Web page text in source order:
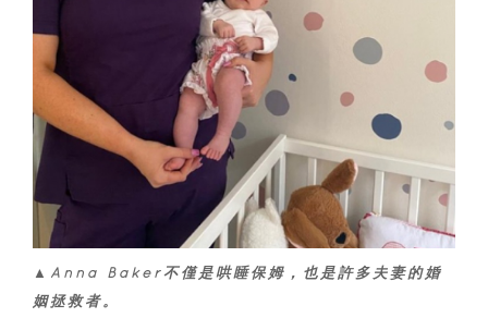
▲Anna Baker不僅是哄睡保姆，也是許多夫妻的婚
姻拯救者。